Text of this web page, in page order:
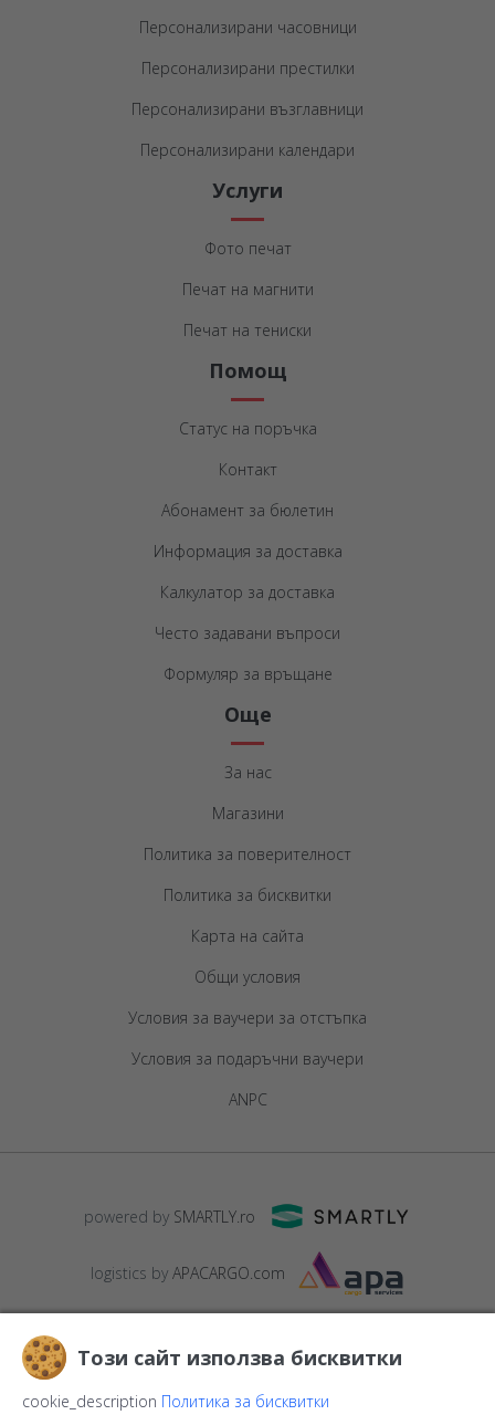
Персонализирани часовници
Персонализирани престилки
Персонализирани възглавници
Персонализирани календари
Услуги
Фото печат
Печат на магнити
Печат на тениски
Помощ
Статус на поръчка
Контакт
Абонамент за бюлетин
Информация за доставка
Калкулатор за доставка
Често задавани въпроси
Формуляр за връщане
Още
За нас
Магазини
Политика за поверителност
Политика за бисквитки
Карта на сайта
Общи условия
Условия за ваучери за отстъпка
Условия за подаръчни ваучери
ANPC
powered by SMARTLY.ro
logistics by APACARGO.com
Този сайт използва бисквитки
cookie_description Политика за бисквитки